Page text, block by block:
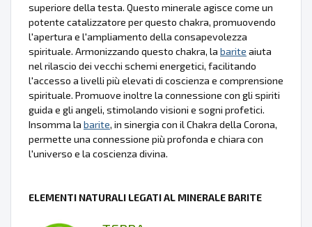
superiore della testa. Questo minerale agisce come un
potente catalizzatore per questo chakra, promuovendo
l'apertura e l'ampliamento della consapevolezza
spirituale. Armonizzando questo chakra, la barite aiuta
nel rilascio dei vecchi schemi energetici, facilitando
l'accesso a livelli più elevati di coscienza e comprensione
spirituale. Promuove inoltre la connessione con gli spiriti
guida e gli angeli, stimolando visioni e sogni profetici.
Insomma la barite, in sinergia con il Chakra della Corona,
permette una connessione più profonda e chiara con
l'universo e la coscienza divina.
ELEMENTI NATURALI LEGATI AL MINERALE BARITE